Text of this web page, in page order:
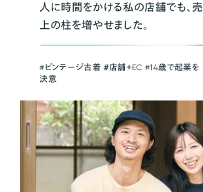
人に時間をかける私の店舗でも、売
上の柱を増やせました。
#ビンテージ古着 ＃店舗＋EC #14歳で起業を
決意